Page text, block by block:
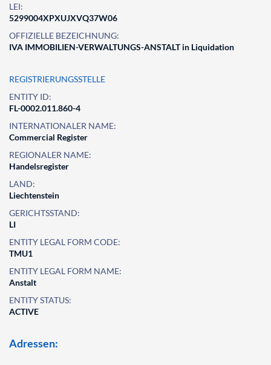
LEI:
5299004XPXUJXVQ37W06
OFFIZIELLE BEZEICHNUNG:
IVA IMMOBILIEN-VERWALTUNGS-ANSTALT in Liquidation
REGISTRIERUNGSSTELLE
ENTITY ID:
FL-0002.011.860-4
INTERNATIONALER NAME:
Commercial Register
REGIONALER NAME:
Handelsregister
LAND:
Liechtenstein
GERICHTSSTAND:
LI
ENTITY LEGAL FORM CODE:
TMU1
ENTITY LEGAL FORM NAME:
Anstalt
ENTITY STATUS:
ACTIVE
Adressen: